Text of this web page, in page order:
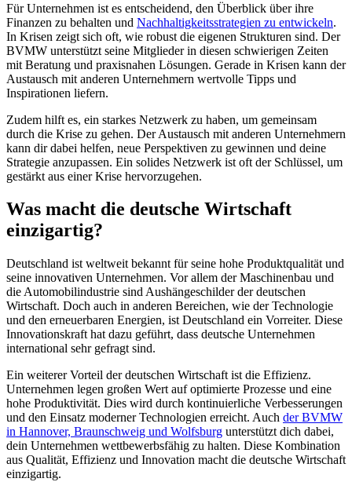
Für Unternehmen ist es entscheidend, den Überblick über ihre
Finanzen zu behalten und Nachhaltigkeitsstrategien zu entwickeln.
In Krisen zeigt sich oft, wie robust die eigenen Strukturen sind. Der
BVMW unterstützt seine Mitglieder in diesen schwierigen Zeiten
mit Beratung und praxisnahen Lösungen. Gerade in Krisen kann der
Austausch mit anderen Unternehmern wertvolle Tipps und
Inspirationen liefern.
Zudem hilft es, ein starkes Netzwerk zu haben, um gemeinsam
durch die Krise zu gehen. Der Austausch mit anderen Unternehmern
kann dir dabei helfen, neue Perspektiven zu gewinnen und deine
Strategie anzupassen. Ein solides Netzwerk ist oft der Schlüssel, um
gestärkt aus einer Krise hervorzugehen.
Was macht die deutsche Wirtschaft
einzigartig?
Deutschland ist weltweit bekannt für seine hohe Produktqualität und
seine innovativen Unternehmen. Vor allem der Maschinenbau und
die Automobilindustrie sind Aushängeschilder der deutschen
Wirtschaft. Doch auch in anderen Bereichen, wie der Technologie
und den erneuerbaren Energien, ist Deutschland ein Vorreiter. Diese
Innovationskraft hat dazu geführt, dass deutsche Unternehmen
international sehr gefragt sind.
Ein weiterer Vorteil der deutschen Wirtschaft ist die Effizienz.
Unternehmen legen großen Wert auf optimierte Prozesse und eine
hohe Produktivität. Dies wird durch kontinuierliche Verbesserungen
und den Einsatz moderner Technologien erreicht. Auch der BVMW
in Hannover, Braunschweig und Wolfsburg unterstützt dich dabei,
dein Unternehmen wettbewerbsfähig zu halten. Diese Kombination
aus Qualität, Effizienz und Innovation macht die deutsche Wirtschaft
einzigartig.